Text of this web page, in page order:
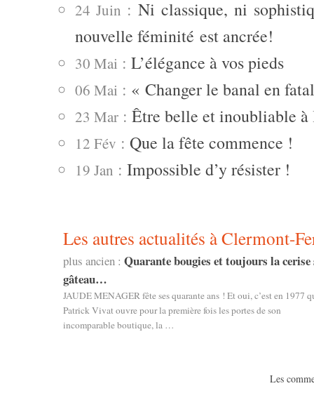
24 Juin :Ni classique, ni
nouvelle féminité est ancrée!
30 Mai : L’élégance à vos pieds
06 Mai : « Changer le banal en
23 Mar: Être belle et inoubliable à
12 Fév : Que la fête commence !
19 Jan : Impossible d’y résister !
Les autres actualités à Clermont-
plus ancien : Quarante bougies et toujours la
gâteau…
JAUDE MENAGER fête ses quarante ans ! Et oui, c’est en 1977
Patrick Vivat ouvre pour la première fois les portes de son
incomparable boutique, la …
Les